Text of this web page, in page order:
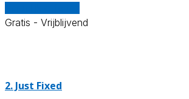
Gratis - Vrijblijvend
2. Just Fixed